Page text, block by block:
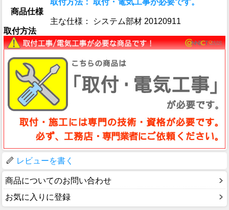
商品仕様
主な仕様： システム部材 20120911
取付方法
レビューを書く
商品についてのお問い合わせ
お気に入りに登録